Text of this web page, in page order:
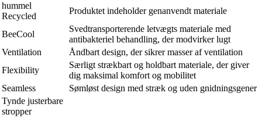
hummel
Recycled
Produktet indeholder genanvendt materiale
BeeCool
Svedtransporterende letvægts materiale med
antibakteriel behandling, der modvirker lugt
Ventilation
Åndbart design, der sikrer masser af ventilation
Flexibility
Særligt strækbart og holdbart materiale, der giver
dig maksimal komfort og mobilitet
Seamless
Sømløst design med stræk og uden gnidningsgener
Tynde justerbare
stropper